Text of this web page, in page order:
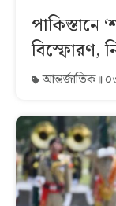
পাকিস্তানে
বিস্ফোরণ,
আন্তর্জাতিক